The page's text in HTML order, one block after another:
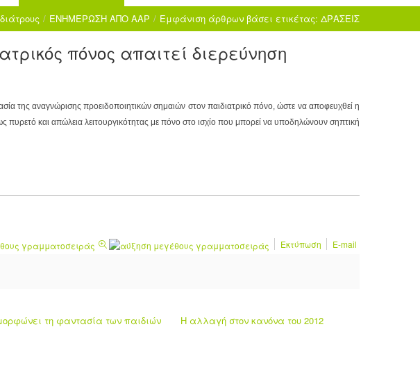
/ ΕΝΗΜΕΡΩΣΗ ΑΠΟ AAP / Εμφάνιση άρθρων βάσει ετικέτας: ΔΡΑΣΕΙΣ
πόνος απαιτεί διερεύνηση
της αναγνώρισης προειδοποιητικών σημαιών στον παιδιατρικό πόνο, ώστε να αποφευχθεί η
και απώλεια λειτουργικότητας με πόνο στο ισχίο που μπορεί να υποδηλώνουν σηπτική
Εκτύπωση E-mail
τη φαντασία των παιδιών
Η αλλαγή στον κανόνα του 2012